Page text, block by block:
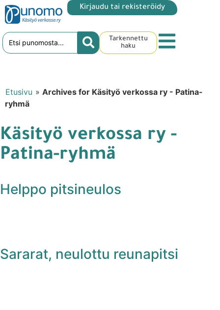
Kirjaudu tai rekisteröidy
Tarkennettu
haku
Etusivu » Archives for Käsityö verkossa ry - Patina-
ryhmä
Käsityö verkossa ry -
Patina-ryhmä
Helppo pitsineulos
Sararat, neulottu reunapitsi